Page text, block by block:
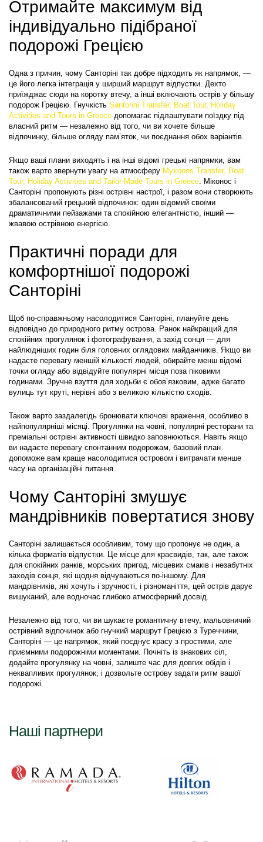
Отримайте максимум від
індивідуально підібраної
подорожі Грецією
Одна з причин, чому Санторіні так добре підходить як напрямок, —
це його легка інтеграція у ширший маршрут відпустки. Дехто
приїжджає сюди на коротку втечу, а інші включають острів у більшу
подорож Грецією. Гнучкість Santorini Transfer, Boat Tour, Holiday
Activities and Tours in Greece допомагає підлаштувати поїздку під
власний ритм — незалежно від того, чи ви хочете більше
відпочинку, більше огляду пам’яток, чи поєднання обох варіантів.
Якщо ваші плани виходять і на інші відомі грецькі напрямки, вам
також варто звернути увагу на атмосферу Mykonos Transfer, Boat
Tour, Holiday Activities and Tailor-Made Tours in Greece. Міконос і
Санторіні пропонують різні острівні настрої, і разом вони створюють
збалансований грецький відпочинок: один відомий своїми
драматичними пейзажами та спокійною елегантністю, інший —
жвавою острівною енергією.
Практичні поради для
комфортнішої подорожі
Санторіні
Щоб по-справжньому насолодитися Санторіні, плануйте день
відповідно до природного ритму острова. Ранок найкращий для
спокійних прогулянок і фотографування, а захід сонця — для
найлюдніших годин біля головних оглядових майданчиків. Якщо ви
надаєте перевагу меншій кількості людей, обирайте менш відомі
точки огляду або відвідуйте популярні місця поза піковими
годинами. Зручне взуття для ходьби є обов’язковим, адже багато
вулиць тут круті, нерівні або з великою кількістю сходів.
Також варто заздалегідь бронювати ключові враження, особливо в
найпопулярніші місяці. Прогулянки на човні, популярні ресторани та
преміальні острівні активності швидко заповнюються. Навіть якщо
ви надаєте перевагу спонтанним подорожам, базовий план
допоможе вам краще насолодитися островом і витрачати менше
часу на організаційні питання.
Чому Санторіні змушує
мандрівників повертатися знову
Санторіні залишається особливим, тому що пропонує не один, а
кілька форматів відпустки. Це місце для краєвидів, так, але також
для спокійних ранків, морських пригод, місцевих смаків і незабутніх
заходів сонця, які щодня відчуваються по-іншому. Для
мандрівників, які хочуть і зручності, і різноманіття, цей острів дарує
вишуканий, але водночас глибоко атмосферний досвід.
Незалежно від того, чи ви шукаєте романтичну втечу, мальовничий
острівний відпочинок або гнучкий маршрут Грецією з Туреччини,
Санторіні — це напрямок, який поєднує красу з простими, але
приємними подорожніми моментами. Почніть із знакових сіл,
додайте прогулянку на човні, залиште час для довгих обідів і
неквапливих прогулянок, і дозвольте острову задати ритм вашої
подорожі.
Наші партнери